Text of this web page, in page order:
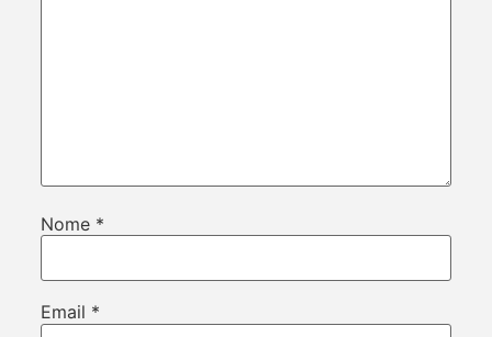
Nome *
Email *